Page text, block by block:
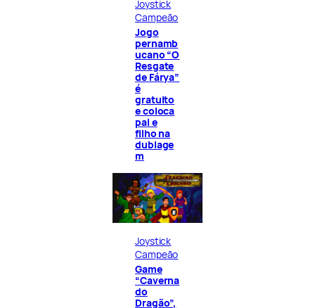
Joystick
Campeão
Jogo
pernamb
ucano “O
Resgate
de Fárya”
é
gratuito
e coloca
pai e
filho na
dublage
m
Joystick
Campeão
Game
“Caverna
do
Dragão”,